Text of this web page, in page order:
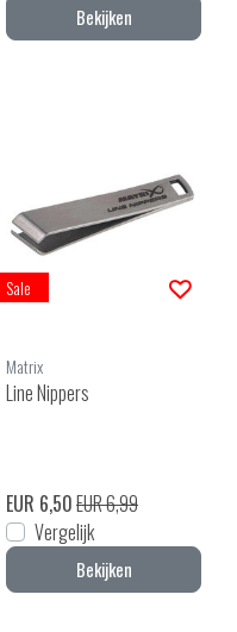
Bekijken
Sale
Matrix
Line Nippers
EUR 6,50EUR 6,99
Vergelijk
Bekijken